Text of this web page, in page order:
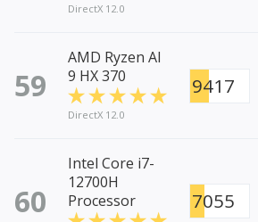
DirectX 12.0
59
AMD Ryzen AI
9 HX 370
DirectX 12.0
9417
60
Intel Core i7-
12700H
Processor
7055